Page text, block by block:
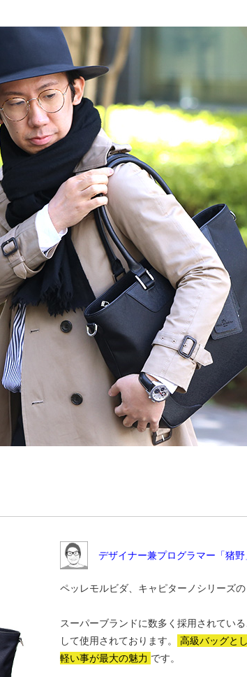
デザイナー兼プログラマー「猪野
ペッレモルビダ、キャピターノシリーズの
スーパーブランドに数多く採用されてい
して使用されております。
高級バッグと
軽い事が最大の魅力 です。